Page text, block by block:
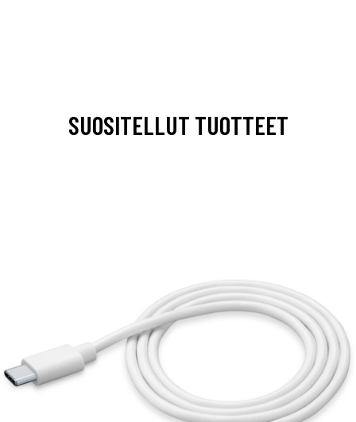
SUOSITELLUT TUOTTEET